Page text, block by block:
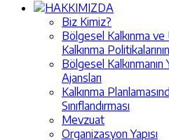
HAKKIMIZDA
Biz Kimiz?
Bölgesel Kalkınma
Kalkınma
Bölgesel
Ajansları
Kalkınma
Sınıflandırması
Mevzuat
Organizasyon Yapısı